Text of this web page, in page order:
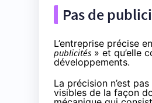
Pas de
L’entreprise précise
publicités » et qu’elle
développements.
La précision n’est
visibles de la façon